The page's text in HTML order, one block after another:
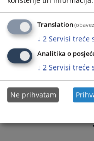
Translation
↓ 2 Servisi treće
Analitika o
↓ 2 Servisi treće
Ne prihvatam